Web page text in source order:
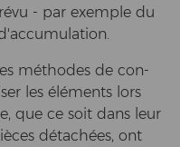
- par ex­emp­le du
méthodes de con­
les éléments lors
que ce soit dans leur
détachées, ont